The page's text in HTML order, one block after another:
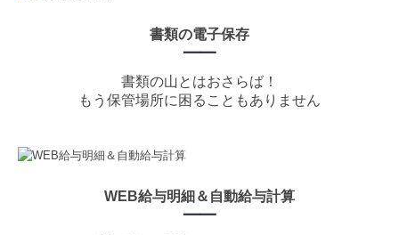
書類の電子保存
━━
書類の山とはおさらば！
もう保管場所に困ることもありません
WEB給与明細＆自動給与計算
━━